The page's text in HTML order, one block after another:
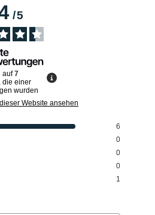
/5
auf7
die einer
wurden
Website ansehen
6
0
0
0
1